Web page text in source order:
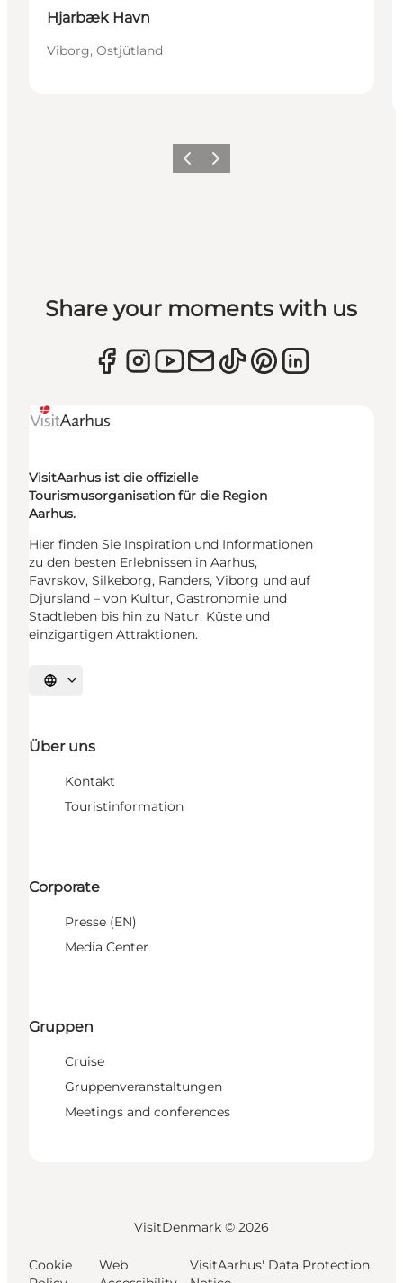
Hjarbæk Havn
Viborg, Ostjütland
ZurückWeiter
Share your moments with us
VisitAarhus ist die offizielle
Tourismusorganisation für die Region
Aarhus.
Hier finden Sie Inspiration und Informationen
zu den besten Erlebnissen in Aarhus,
Favrskov, Silkeborg, Randers, Viborg und auf
Djursland – von Kultur, Gastronomie und
Stadtleben bis hin zu Natur, Küste und
einzigartigen Attraktionen.
Sprache auswählen
Über uns
Kontakt
Touristinformation
Corporate
Presse (EN)
Media Center
Gruppen
Cruise
Gruppenveranstaltungen
Meetings and conferences
VisitDenmark © 2026
Cookie
Web
VisitAarhus' Data Protection